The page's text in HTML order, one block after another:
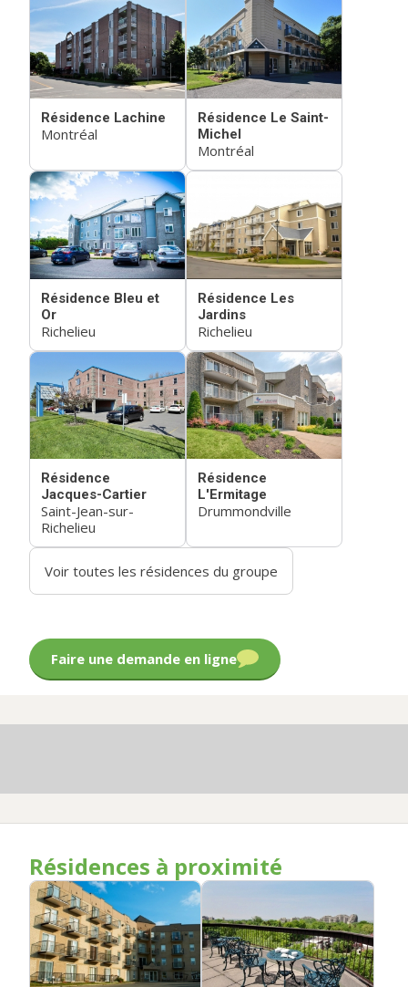
Résidence Lachine
Montréal
Résidence Le Saint-
Michel
Montréal
Résidence Bleu et
Or
Richelieu
Résidence Les
Jardins
Richelieu
Résidence
Jacques-Cartier
Saint-Jean-sur-
Richelieu
Résidence
L'Ermitage
Drummondville
Voir toutes les résidences du groupe
Faire une demande en ligne
Résidences à proximité